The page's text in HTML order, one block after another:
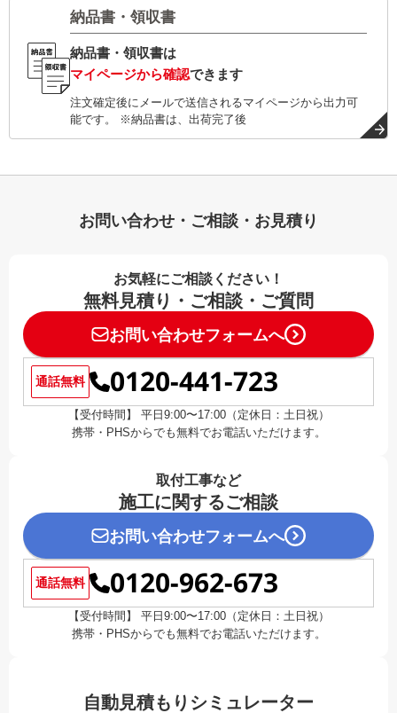
納品書・領収書
納品書・領収書は
マイページから確認できます
注文確定後にメールで送信されるマイページから出力可
能です。 ※納品書は、出荷完了後
お問い合わせ・ご相談・お見積り
お気軽にご相談ください！
無料見積り・ご相談・ご質問
お問い合わせフォームへ
通話無料 0120-441-723
【受付時間】 平日9:00〜17:00（定休日：土日祝）
携帯・PHSからでも無料でお電話いただけます。
取付工事など
施工に関するご相談
お問い合わせフォームへ
通話無料 0120-962-673
【受付時間】 平日9:00〜17:00（定休日：土日祝）
携帯・PHSからでも無料でお電話いただけます。
自動見積もりシミュレーター